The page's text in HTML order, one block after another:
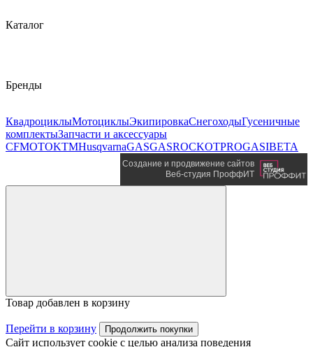
Каталог
Бренды
КвадроциклыМотоциклыЭкипировкаСнегоходыГусеничные
комплектыЗапчасти и аксессуары
CFMOTOKTMHusqvarnaGASGASROCKOTPROGASIBETA
Создание и продвижение сайтов
Веб-студия ПроффИТ
Товар добавлен в корзину
Перейти в корзину Продолжить покупки
Сайт использует cookie с целью анализа поведения